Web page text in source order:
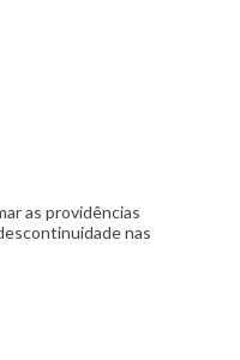
as providências
nas